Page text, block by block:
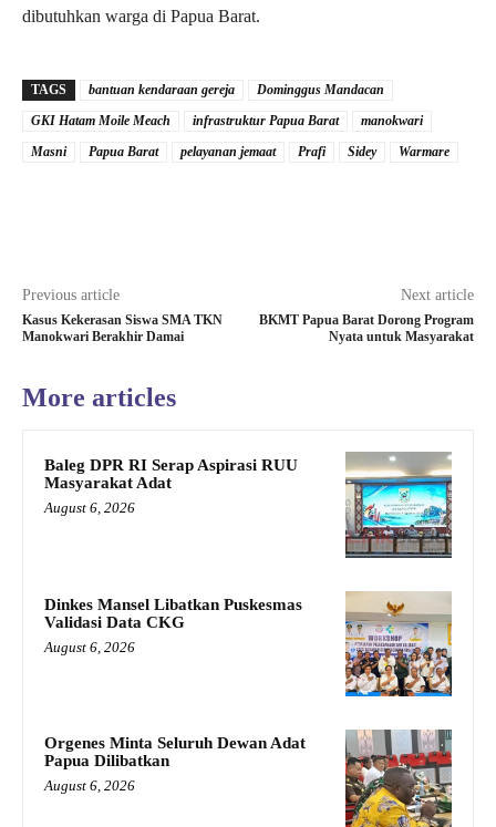
dibutuhkan warga di Papua Barat.
TAGS bantuan kendaraan gereja
Dominggus Mandacan
GKI Hatam Moile Meach
infrastruktur Papua Barat
manokwari
Masni
Papua Barat pelayanan jemaat Prafi Sidey Warmare
Previous article
Kasus Kekerasan Siswa SMA TKN
Manokwari Berakhir Damai
Next article
BKMT Papua Barat Dorong Program
Nyata untuk Masyarakat
More articles
Baleg DPR RI Serap Aspirasi RUU
Masyarakat Adat
August 6, 2026
Dinkes Mansel Libatkan Puskesmas
Validasi Data CKG
August 6, 2026
Orgenes Minta Seluruh Dewan Adat
Papua Dilibatkan
August 6, 2026